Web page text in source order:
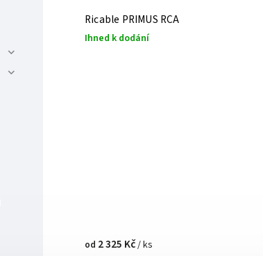
Ricable PRIMUS RCA
Ihned k dodání
od 2 325 Kč/ ks